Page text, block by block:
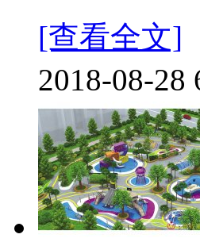
[查看全文]
2018-08-28